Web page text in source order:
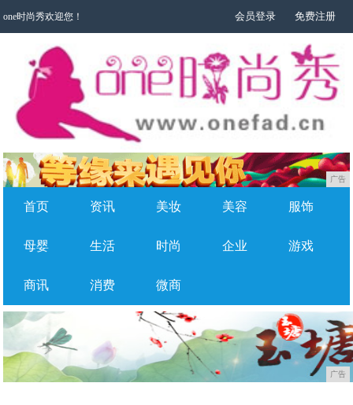
one时尚秀欢迎您！ 会员登录 免费注册
广告
首页 资讯 美妆 美容 服饰
母婴 生活 时尚 企业 游戏
商讯 消费 微商
广告